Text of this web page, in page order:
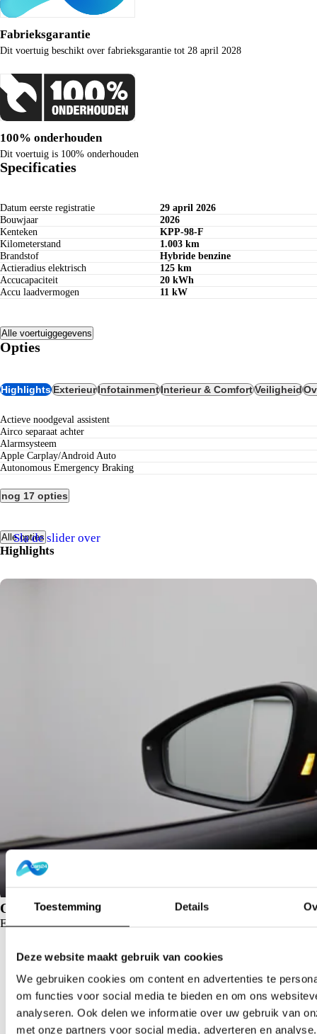
Toestemming Details
Deze website maakt gebruik van cookies
We gebruiken cookies om content en advertenties te
om functies voor social media te bieden en om ons
analyseren. Ook delen we informatie over uw gebruik van
met onze partners voor social media, adverteren en
Fabrieksgarantie
Dit voertuig beschikt over fabrieksgarantie tot 28 april 2028
100% onderhouden
Dit voertuig is 100% onderhouden
Specificaties
Datum eerste registratie
29 april 2026
Bouwjaar
2026
Kenteken
KPP-98-F
Kilometerstand
1.003 km
Brandstof
Hybride benzine
Actieradius elektrisch
125 km
Accucapaciteit
20 kWh
Accu laadvermogen
11 kW
Alle voertuiggegevens
Opties
HighlightsExterieurInfotainmentInterieur & ComfortVeiligheid
actieve noodgeval assistent
airco separaat achter
alarmsysteem
Apple Carplay/Android Auto
Autonomous Emergency Braking
nog 17 opties
Alle opties
Highlights
Sla de slider over
dodehoek detectie
Onderhoudshistorie
Er zijn geen downloads beschikbaar voor dit voertuig.
Altijd incl. 12 maanden garantie
check
Vakmanschap sinds 1921
euro
Gratis geleverd in heel NL